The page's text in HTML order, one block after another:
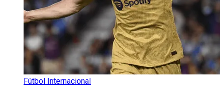
Fútbol Internacional